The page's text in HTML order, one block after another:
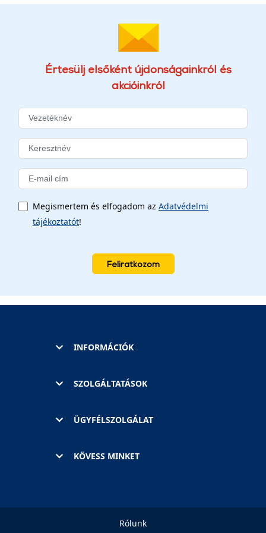
Értesülj elsőként újdonságainkról és
akcióinkról
Megismertem és elfogadom az Adatvédelmi
tájékoztatót!
Feliratkozom
INFORMÁCIÓK
SZOLGÁLTATÁSOK
ÜGYFÉLSZOLGÁLAT
KÖVESS MINKET
Rólunk